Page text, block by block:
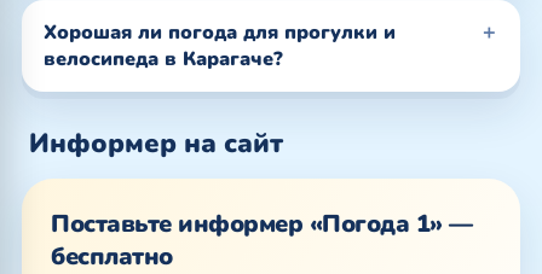
Хорошая ли погода для прогулки и
велосипеда в Карагаче?
Информер на сайт
Поставьте информер «Погода 1» —
бесплатно